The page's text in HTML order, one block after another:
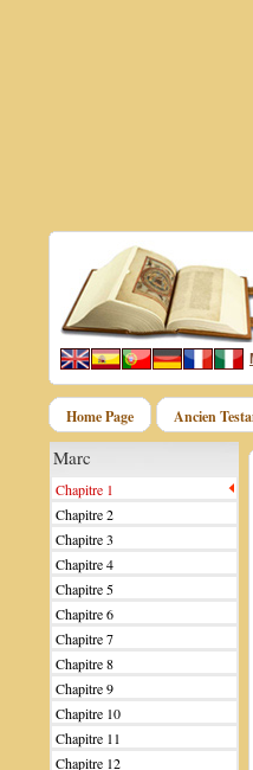
Home Page Ancien
Marc
Chapitre 1
Chapitre 2
Chapitre 3
Chapitre 4
Chapitre 5
Chapitre 6
Chapitre 7
Chapitre 8
Chapitre 9
Chapitre 10
Chapitre 11
Chapitre 12